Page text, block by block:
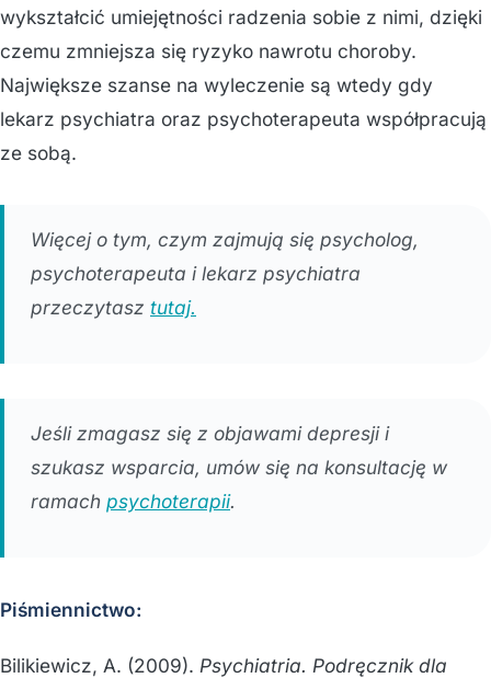
wykształcić umiejętności radzenia sobie z nimi, dzięki
czemu zmniejsza się ryzyko nawrotu choroby.
Największe szanse na wyleczenie są wtedy gdy
lekarz psychiatra oraz psychoterapeuta współpracują
ze sobą.
Więcej o tym, czym zajmują się psycholog,
psychoterapeuta i lekarz psychiatra
przeczytasz tutaj.
Jeśli zmagasz się z objawami depresji i
szukasz wsparcia, umów się na konsultację w
ramach psychoterapii.
Piśmiennictwo:
Bilikiewicz, A. (2009). Psychiatria. Podręcznik dla